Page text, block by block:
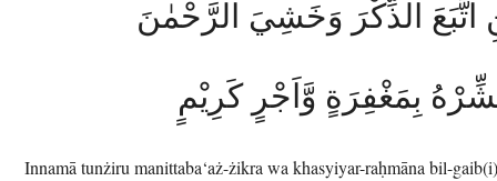
اتَّبَعَ الذِّكْرَ وَخَشِيَ الرَّحْمٰنَ
بِمَغْفِرَةٍ وَّاَجْرٍ كَرِيْمٍ
Innamā tunżiru manittaba‘aż-żikra wa khasyiyar-raḥmāna bil-